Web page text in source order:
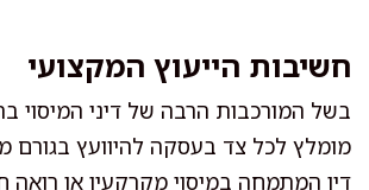
חשיבות הייעוץ המקצועי
בשל המורכבות הרבה של דיני המיסוי
מומלץ לכל צד בעסקה להיוועץ בגורם
דין המתמחה במיסוי מקרקעין או רואה